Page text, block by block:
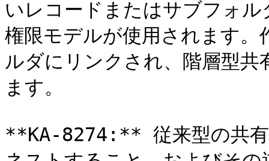
いレコードまたはサブフォ
権限モデルが使用されます
ルダにリンクされ、階層型
ます。
**KA-8274:** 従来型の共有